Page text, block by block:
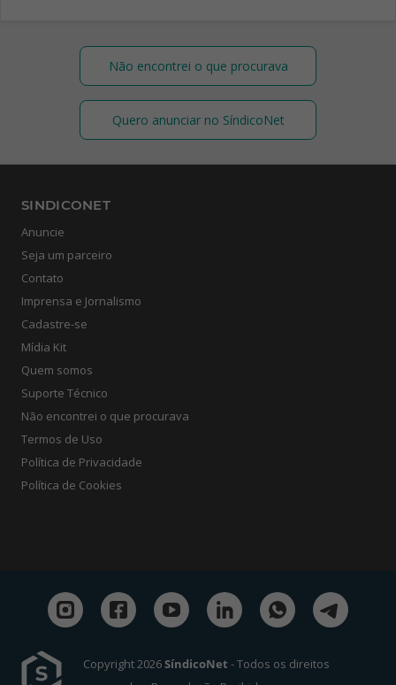
Não encontrei o que procurava
Quero anunciar no SíndicoNet
SINDICONET
Anuncie
Seja um parceiro
Contato
Imprensa e Jornalismo
Cadastre-se
Mídia Kit
Quem somos
Suporte Técnico
Não encontrei o que procurava
Termos de Uso
Política de Privacidade
Política de Cookies
Copyright 2026SíndicoNet - Todos os direitos